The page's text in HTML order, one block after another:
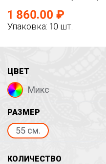
1 860.00 ₽
Упаковка: 10 шт.
ЦВЕТ
Микс
РАЗМЕР
55 см.
КОЛИЧЕСТВО